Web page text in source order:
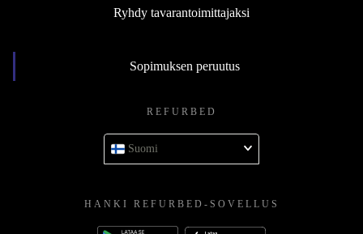
Ryhdy tavarantoimittajaksi
Sopimuksen peruutus
REFURBED
Suomi
HANKI REFURBED-SOVELLUS